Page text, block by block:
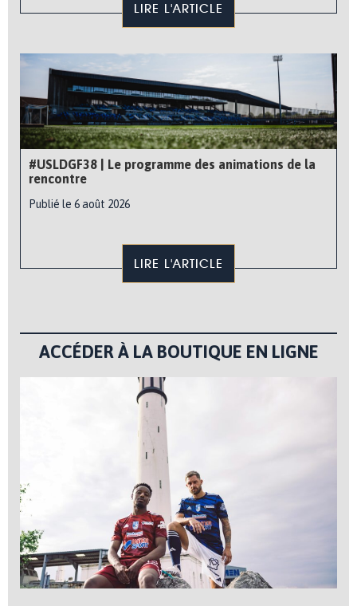
LIRE L'ARTICLE
#USLDGF38 | Le programme des animations de la
rencontre
Publié le 6 août 2026
LIRE L'ARTICLE
ACCÉDER À LA BOUTIQUE EN LIGNE